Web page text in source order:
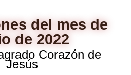
del mes de
de 2022
Corazón de
Jesús